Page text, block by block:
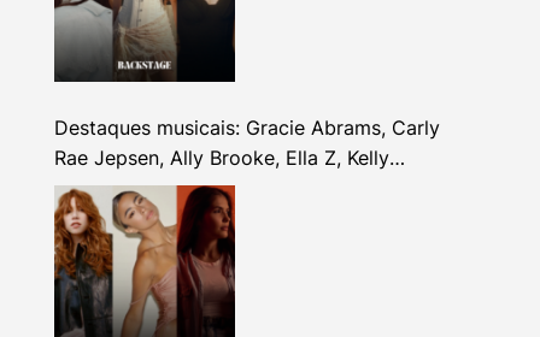
Destaques musicais: Gracie Abrams, Carly
Rae Jepsen, Ally Brooke, Ella Z, Kelly
Clarkson e mais